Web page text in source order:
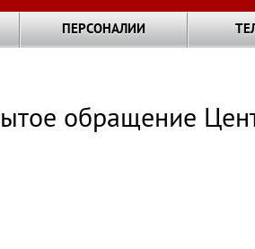
ПЕРСОНАЛИИ
обращение